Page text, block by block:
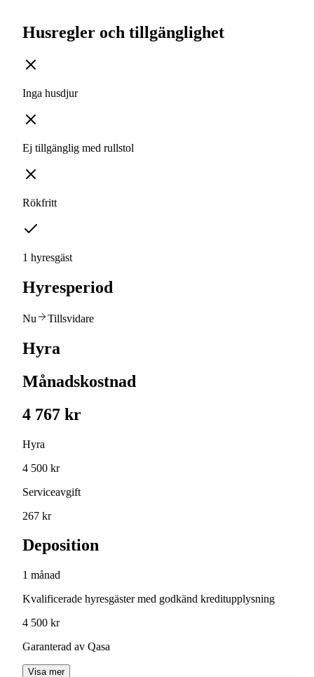
Husregler och tillgänglighet
Inga husdjur
Ej tillgänglig med rullstol
Rökfritt
1 hyresgäst
Hyresperiod
Nu Tillsvidare
Hyra
Månadskostnad
4 767 kr
Hyra
4 500 kr
Serviceavgift
267 kr
Deposition
1 månad
Kvalificerade hyresgäster med godkänd kreditupplysning
4 500 kr
Garanterad av Qasa
Visa mer